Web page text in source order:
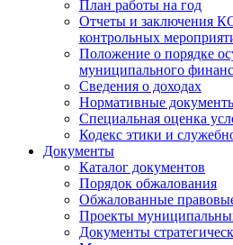
План работы на год
Отчеты и заключения
контрольных
Положение о порядке
муниципального
Сведения о доходах
Нормативные
Специальная оценка
Кодекс этики и
Документы
Каталог документов
Порядок обжалования
Обжалованные
Проекты
Документы